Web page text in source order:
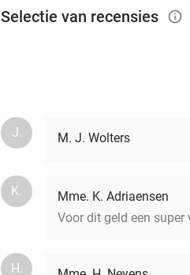
Selectie van recensies info_outlined
J. M. J. Wolters
K.
Mme. K. Adriaensen
Voor dit geld een super
H.